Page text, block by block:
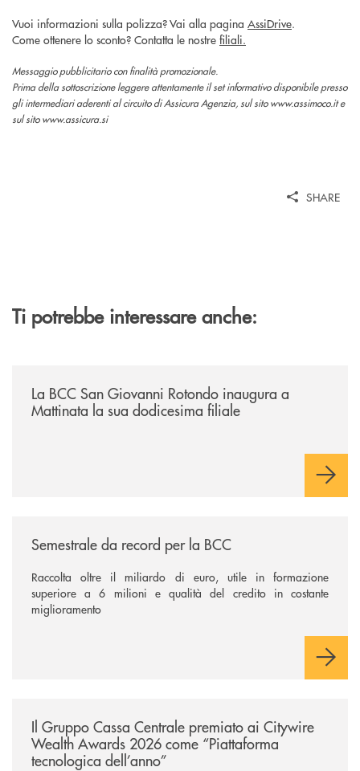
Vuoi informazioni sulla polizza? Vai alla pagina AssiDrive.
Come ottenere lo sconto? Contatta le nostre filiali.
Messaggio pubblicitario con finalità promozionale.
Prima della sottoscrizione leggere attentamente il set informativo disponibile presso
gli intermediari aderenti al circuito di Assicura Agenzia, sul sito www.assimoco.it e
sul sito www.assicura.si
SHARE
Ti potrebbe interessare anche:
La BCC San Giovanni Rotondo inaugura a
Mattinata la sua dodicesima filiale
Semestrale da record per la BCC
Raccolta oltre il miliardo di euro, utile in formazione
superiore a 6 milioni e qualità del credito in costante
miglioramento
Il Gruppo Cassa Centrale premiato ai Citywire
Wealth Awards 2026 come “Piattaforma
tecnologica dell’anno”